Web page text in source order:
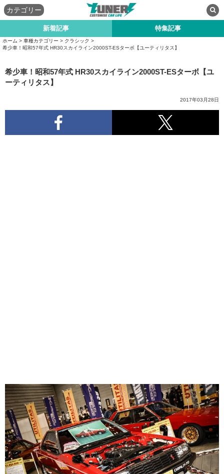
カテゴリー
新着記事 特集記事
ホーム > 車種カテゴリー > クラシック >
希少車！昭和57年式 HR30スカイライン2000ST-ESターボ【ユーティリタス】
希少車！昭和57年式 HR30スカイライン2000ST-ESターボ【ユ
ーティリタス】
2017年03月28日